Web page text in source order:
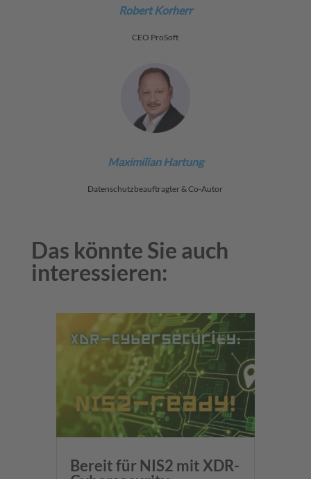
Robert Korherr
CEO ProSoft
Maximilian Hartung
Datenschutzbeauftragter & Co-Autor
Das könnte Sie auch
interessieren:
Bereit für NIS2 mit XDR-